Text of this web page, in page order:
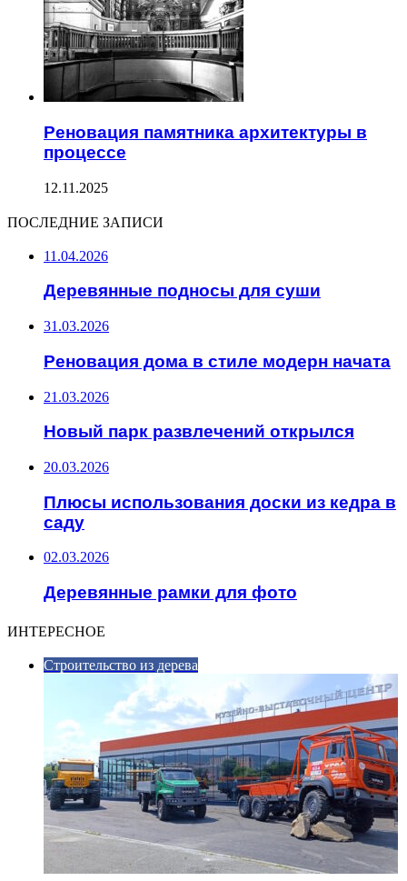
Реновация памятника архитектуры в
процессе
12.11.2025
ПОСЛЕДНИЕ ЗАПИСИ
11.04.2026
Деревянные подносы для суши
31.03.2026
Реновация дома в стиле модерн начата
21.03.2026
Новый парк развлечений открылся
20.03.2026
Плюсы использования доски из кедра в
саду
02.03.2026
Деревянные рамки для фото
ИНТЕРЕСНОЕ
Строительство из дерева